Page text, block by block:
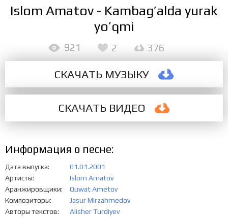
Islom Amatov - Kambag’alda yurak
yo’qmi
СКАЧАТЬ МУЗЫКУ
СКАЧАТЬ ВИДЕО
921 2 376
Информация о песне:
Дата выпуска
01.01.2001
Артисты
Islom Amatov
Аранжировщики
Quwat Ametov
Композиторы
Jasur Mirzahmedov
Авторы текстов
Alisher Turdiyev